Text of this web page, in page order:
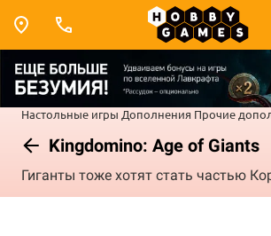
Настольные игры Дополнения Прочие
Kingdomino: Age of Giants
Гиганты тоже хотят стать частью